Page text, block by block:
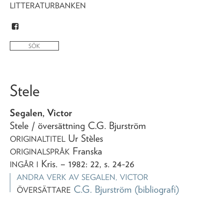
LITTERATURBANKEN
Stele
Segalen, Victor
Stele / översättning C.G. Bjurström
ORIGINALTITEL Ur Stèles
ORIGINALSPRÅK Franska
INGÅR I Kris. – 1982: 22, s. 24-26
ANDRA VERK AV SEGALEN, VICTOR
ÖVERSÄTTARE C.G. Bjurström (bibliografi)